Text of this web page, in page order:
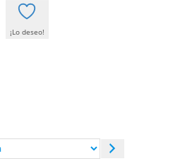
¡Lo deseo!